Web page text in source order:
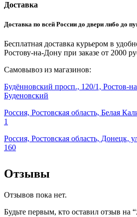
Доставка
Доставка по всей России до двери либо до
Бесплатная доставка курьером в
Ростову-на-Дону при заказе от 2000
Самовывоз из магазинов:
Будённовский просп., 120/1, Ростов-
Буденовский
Россия, Ростовская область, Белая
1
Россия, Ростовская область, Донецк,
160
Отзывы
Отзывов пока нет.
Будьте первым, кто оставил отзыв